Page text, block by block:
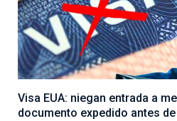
Visa EUA: niegan entrada a
documento expedido antes